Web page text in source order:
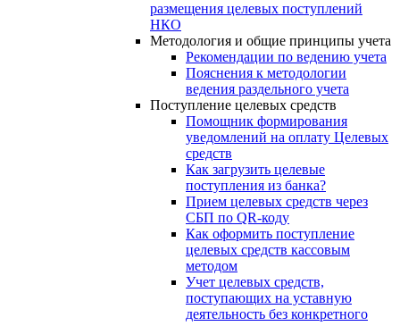
размещения целевых поступлений
НКО
Методология и общие принципы учета
Рекомендации по ведению учета
Пояснения к методологии
ведения раздельного учета
Поступление целевых средств
Помощник формирования
уведомлений на оплату Целевых
средств
Как загрузить целевые
поступления из банка?
Прием целевых средств через
СБП по QR-коду
Как оформить поступление
целевых средств кассовым
методом
Учет целевых средств,
поступающих на уставную
деятельность без конкретного